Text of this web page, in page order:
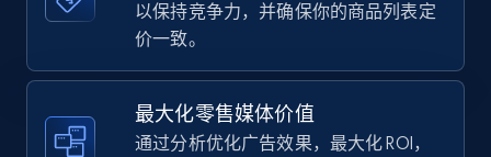
7.4K+ 870+
Walmart - products
以保持竞争力，并确保你的商品列表定
价一致。
最大化零售媒体价值
通过分析优化广告效果，最大化 ROI，